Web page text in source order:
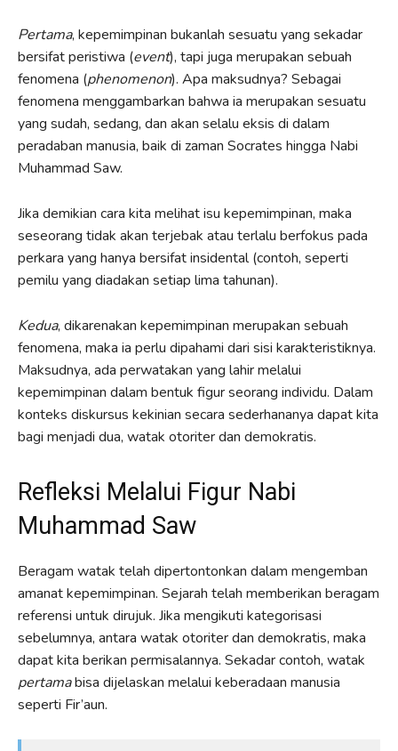
Pertama, kepemimpinan bukanlah sesuatu yang sekadar
bersifat peristiwa (event), tapi juga merupakan sebuah
fenomena (phenomenon). Apa maksudnya? Sebagai
fenomena menggambarkan bahwa ia merupakan sesuatu
yang sudah, sedang, dan akan selalu eksis di dalam
peradaban manusia, baik di zaman Socrates hingga Nabi
Muhammad Saw.
Jika demikian cara kita melihat isu kepemimpinan, maka
seseorang tidak akan terjebak atau terlalu berfokus pada
perkara yang hanya bersifat insidental (contoh, seperti
pemilu yang diadakan setiap lima tahunan).
Kedua, dikarenakan kepemimpinan merupakan sebuah
fenomena, maka ia perlu dipahami dari sisi karakteristiknya.
Maksudnya, ada perwatakan yang lahir melalui
kepemimpinan dalam bentuk figur seorang individu. Dalam
konteks diskursus kekinian secara sederhananya dapat kita
bagi menjadi dua, watak otoriter dan demokratis.
Refleksi Melalui Figur Nabi
Muhammad Saw
Beragam watak telah dipertontonkan dalam mengemban
amanat kepemimpinan. Sejarah telah memberikan beragam
referensi untuk dirujuk. Jika mengikuti kategorisasi
sebelumnya, antara watak otoriter dan demokratis, maka
dapat kita berikan permisalannya. Sekadar contoh, watak
pertamabisa dijelaskan melalui keberadaan manusia
seperti Fir’aun.